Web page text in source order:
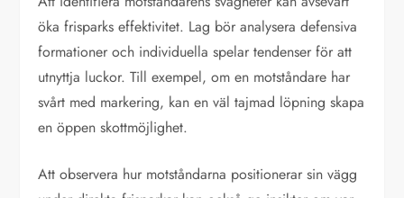
öka frisparks effektivitet. Lag bör analysera defensiva
formationer och individuella spelar tendenser för att
utnyttja luckor. Till exempel, om en motståndare har
svårt med markering, kan en väl tajmad löpning skapa
en öppen skottmöjlighet.
Att observera hur motståndarna positionerar sin vägg